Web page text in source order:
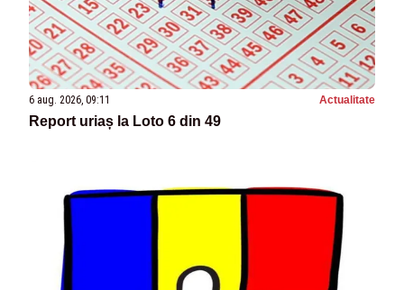
6 aug. 2026, 09:11 Actualitate
Report uriaș la Loto 6 din 49